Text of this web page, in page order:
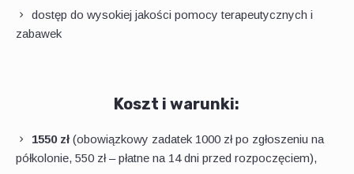
dostęp do wysokiej jakości pomocy terapeutycznych i
zabawek
Koszt i warunki:
1550 zł(obowiązkowy zadatek 1000 zł po zgłoszeniu na
półkolonie, 550 zł – płatne na 14 dni przed rozpoczęciem),